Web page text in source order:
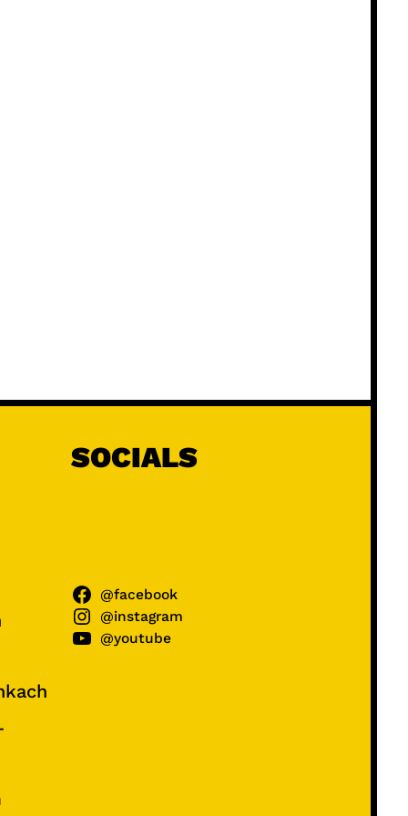
SOCIALS
@facebook
@instagram
@youtube